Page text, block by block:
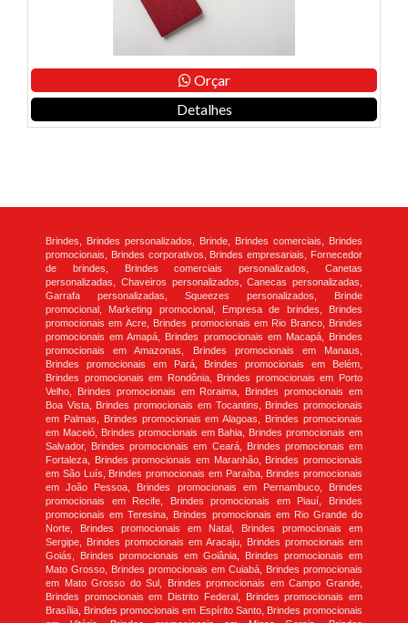
Orçar
Detalhes
Brindes, Brindes personalizados, Brinde, Brindes comerciais, Brindes
promocionais, Brindes corporativos, Brindes empresariais, Fornecedor
de brindes, Brindes comerciais personalizados, Canetas
personalizadas, Chaveiros personalizados, Canecas personalizadas,
Garrafa personalizadas, Squeezes personalizados, Brinde
promocional, Marketing promocional, Empresa de brindes, Brindes
promocionais em Acre, Brindes promocionais em Rio Branco, Brindes
promocionais em Amapá, Brindes promocionais em Macapá, Brindes
promocionais em Amazonas, Brindes promocionais em Manaus,
Brindes promocionais em Pará, Brindes promocionais em Belém,
Brindes promocionais em Rondônia, Brindes promocionais em Porto
Velho, Brindes promocionais em Roraima, Brindes promocionais em
Boa Vista, Brindes promocionais em Tocantins, Brindes promocionais
em Palmas, Brindes promocionais em Alagoas, Brindes promocionais
em Maceió, Brindes promocionais em Bahia, Brindes promocionais em
Salvador, Brindes promocionais em Ceará, Brindes promocionais em
Fortaleza, Brindes promocionais em Maranhão, Brindes promocionais
em São Luís, Brindes promocionais em Paraíba, Brindes promocionais
em João Pessoa, Brindes promocionais em Pernambuco, Brindes
promocionais em Recife, Brindes promocionais em Piauí, Brindes
promocionais em Teresina, Brindes promocionais em Rio Grande do
Norte, Brindes promocionais em Natal, Brindes promocionais em
Sergipe, Brindes promocionais em Aracaju, Brindes promocionais em
Goiás, Brindes promocionais em Goiânia, Brindes promocionais em
Mato Grosso, Brindes promocionais em Cuiabá, Brindes promocionais
em Mato Grosso do Sul, Brindes promocionais em Campo Grande,
Brindes promocionais em Distrito Federal, Brindes promocionais em
Brasília, Brindes promocionais em Espírito Santo, Brindes promocionais